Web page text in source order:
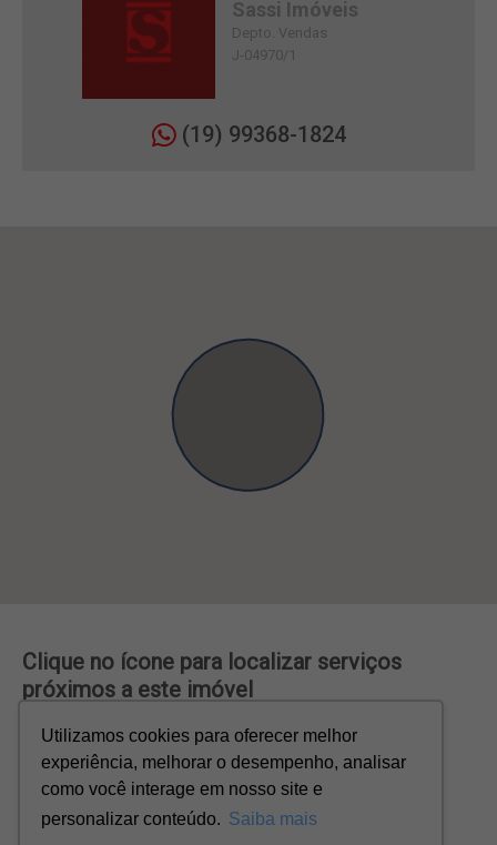
Sassi Imóveis
Depto. Vendas
J-04970/1
(19) 99368-1824